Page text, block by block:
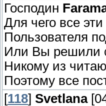
Господин
Для чего все
Пользователя
Или Вы решили
Никому из
Поэтому все
[118] Svetlana